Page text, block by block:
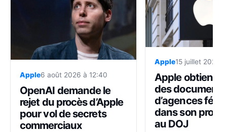
Apple6 août 2026 à 12:40
OpenAI demande le
rejet du procès d’Apple
pour vol de secrets
commerciaux
Apple15 juillet 2026
Apple obtient
des documents
d’agences
dans son
au DOJ